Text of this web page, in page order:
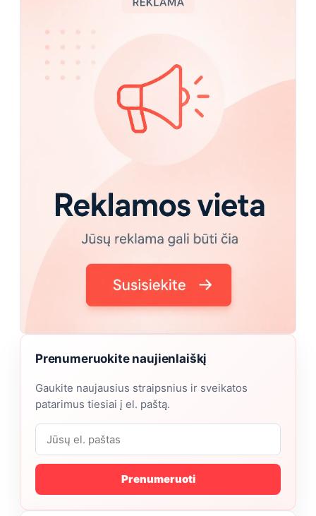
Prenumeruokite naujienlaiškį
Gaukite naujausius straipsnius ir sveikatos
patarimus tiesiai į el. paštą.
Prenumeruoti